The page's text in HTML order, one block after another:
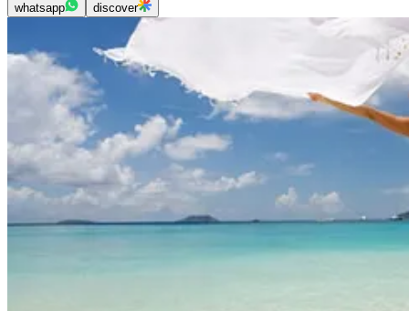
whatsapp discover